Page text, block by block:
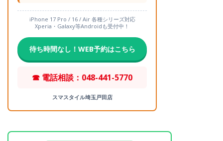
iPhone 17 Pro / 16 / Air 各種シリーズ対応
Xperia・Galaxy等Androidも受付中！
待ち時間なし！WEB予約はこちら
☎ 電話相談：048-441-5770
スマスタイル埼玉戸田店